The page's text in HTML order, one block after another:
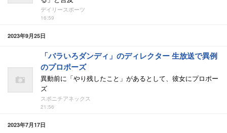
デイリースポーツ
16:59
2023年9月25日
「バラいろダンディ」のディレクター 生放送で異例
のプロポーズ
異動前に「やり残したこと」があるとして、彼女にプロポー
ズ
スポニチアネックス
21:56
2023年7月17日